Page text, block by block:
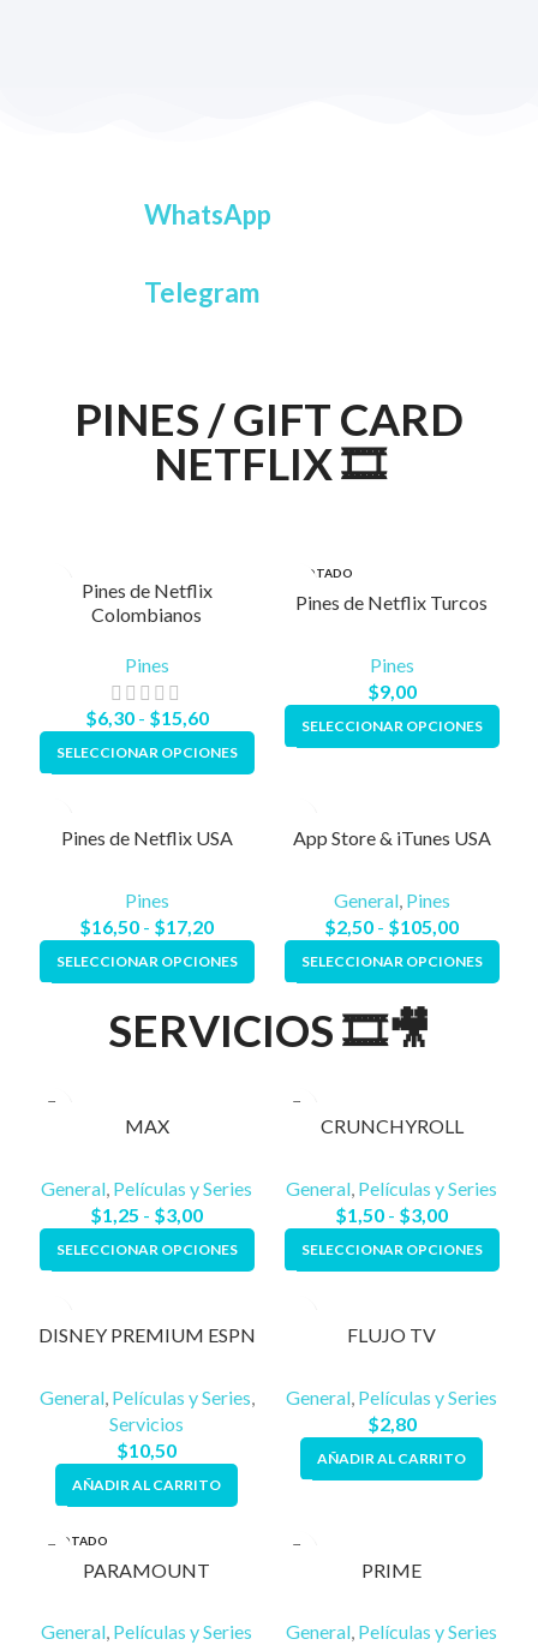
WhatsApp
Telegram
PINES / GIFT CARD
NETFLIX 🎞️
Pines de Netflix
Colombianos
Pines
$6,30 - $15,60
SELECCIONAR OPCIONES
AGOTADO
Pines de Netflix Turcos
Pines
$9,00
SELECCIONAR OPCIONES
Pines de Netflix USA
Pines
$16,50 - $17,20
SELECCIONAR OPCIONES
App Store & iTunes USA
General, Pines
$2,50 - $105,00
SELECCIONAR OPCIONES
SERVICIOS 🎞️🎥
MAX
General, Películas y Series
$1,25 - $3,00
SELECCIONAR OPCIONES
CRUNCHYROLL
General, Películas y Series
$1,50 - $3,00
SELECCIONAR OPCIONES
DISNEY PREMIUM ESPN
General, Películas y Series,
Servicios
$10,50
AÑADIR AL CARRITO
FLUJO TV
General, Películas y Series
$2,80
AÑADIR AL CARRITO
AGOTADO
PARAMOUNT
General, Películas y Series
PRIME
General, Películas y Series